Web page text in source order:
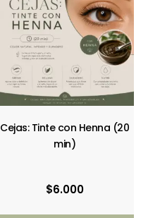
Cejas: Tinte con Henna (20
min)
$6.000